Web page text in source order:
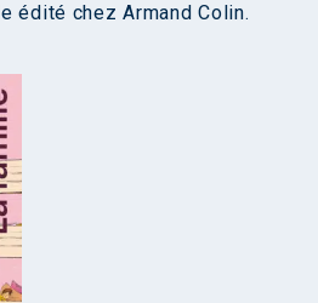
édité chez Armand Colin.